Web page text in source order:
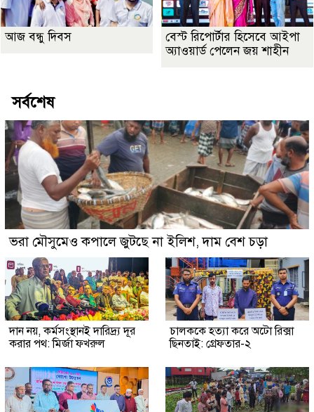
আজ বন্ধু দিবস
বেস্ট রিপোর্টার হিসেবে আইপা
অ্যাওয়ার্ড পেলেন জয় শাহীন
সর্বশেষ
ভরা মৌসুমেও কপালে জুটছে না ইলিশ, দাম বেশ চড়া
দান নয়, কর্মসংস্থানই দারিদ্র্য দূর
করার পথ: মির্জা ফখরুল
চালককে হত্যা করে অটো রিক্সা
ছিনতাই: গ্রেফতার-২